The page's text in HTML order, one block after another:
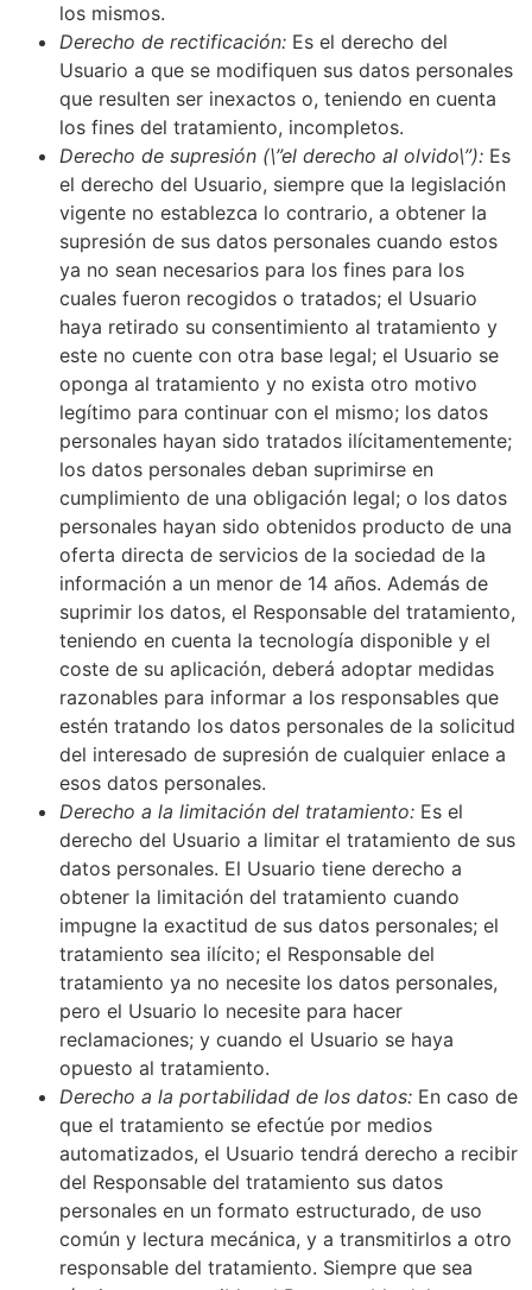
los mismos.
Derecho de rectificación: Es el derecho del
Usuario a que se modifiquen sus datos personales
que resulten ser inexactos o, teniendo en cuenta
los fines del tratamiento, incompletos.
Derecho de supresión (\”el derecho al olvido\”): Es
el derecho del Usuario, siempre que la legislación
vigente no establezca lo contrario, a obtener la
supresión de sus datos personales cuando estos
ya no sean necesarios para los fines para los
cuales fueron recogidos o tratados; el Usuario
haya retirado su consentimiento al tratamiento y
este no cuente con otra base legal; el Usuario se
oponga al tratamiento y no exista otro motivo
legítimo para continuar con el mismo; los datos
personales hayan sido tratados ilícitamentemente;
los datos personales deban suprimirse en
cumplimiento de una obligación legal; o los datos
personales hayan sido obtenidos producto de una
oferta directa de servicios de la sociedad de la
información a un menor de 14 años. Además de
suprimir los datos, el Responsable del tratamiento,
teniendo en cuenta la tecnología disponible y el
coste de su aplicación, deberá adoptar medidas
razonables para informar a los responsables que
estén tratando los datos personales de la solicitud
del interesado de supresión de cualquier enlace a
esos datos personales.
Derecho a la limitación del tratamiento: Es el
derecho del Usuario a limitar el tratamiento de sus
datos personales. El Usuario tiene derecho a
obtener la limitación del tratamiento cuando
impugne la exactitud de sus datos personales; el
tratamiento sea ilícito; el Responsable del
tratamiento ya no necesite los datos personales,
pero el Usuario lo necesite para hacer
reclamaciones; y cuando el Usuario se haya
opuesto al tratamiento.
Derecho a la portabilidad de los datos: En caso de
que el tratamiento se efectúe por medios
automatizados, el Usuario tendrá derecho a recibir
del Responsable del tratamiento sus datos
personales en un formato estructurado, de uso
común y lectura mecánica, y a transmitirlos a otro
responsable del tratamiento. Siempre que sea